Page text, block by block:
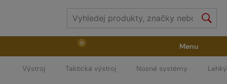
0
Zbraně Příslušenství ke zbraním Výstroj
Menu
Výstroj Taktická výstroj Nosné systémy